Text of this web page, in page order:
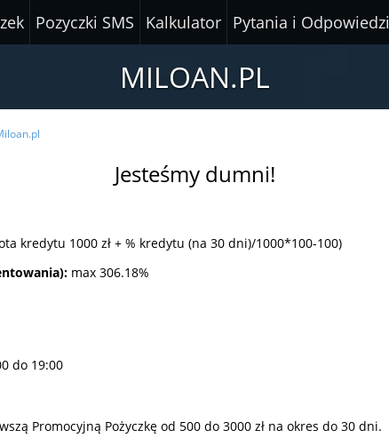
Pozyczki SMS Kalkulator Pytania i Odpowiedzi
MILOAN.PL
Jesteśmy dumni!
kredytu 1000 zł + % kredytu (na 30 dni)/1000*100-100)
max 306.18%
dо 19:00
Promocyjną Pożyczkę od 500 do 3000 zł na okres do 30 dni.